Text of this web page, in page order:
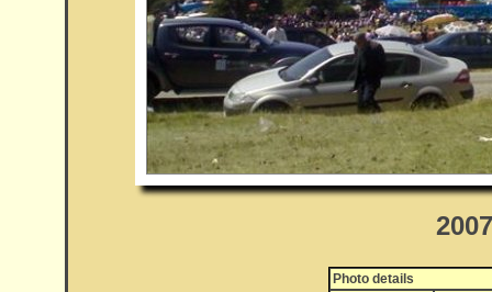
Photo details